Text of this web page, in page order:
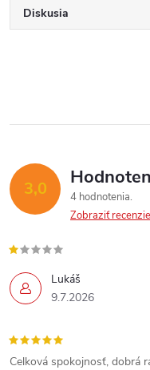
Diskusia
3,0
4 hodnotenia
Zobraziť recenzie
Lukáš
9.7.2026
Celková spokojnosť, dobrá